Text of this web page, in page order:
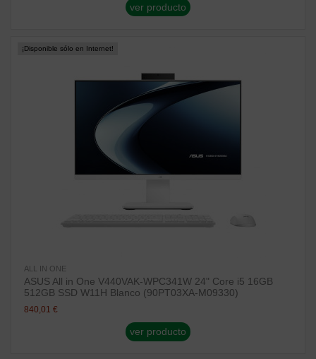
ver producto
¡Disponible sólo en Internet!
ALL IN ONE
ASUS All in One V440VAK-WPC341W 24" Core i5 16GB
512GB SSD W11H Blanco (90PT03XA-M09330)
840,01 €
ver producto